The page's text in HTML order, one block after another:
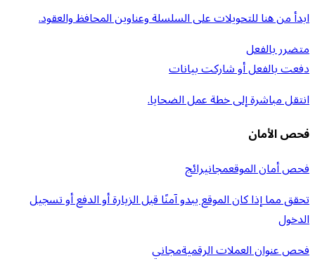
ابدأ من هنا للتحويلات على السلسلة وعناوين المحافظ والعقود.
متضرر بالفعل
دفعت بالفعل أو شاركت بيانات
انتقل مباشرة إلى خطة عمل الضحايا.
فحص الأمان
فحص أمان الموقعمجانيرائج
تحقق مما إذا كان الموقع يبدو آمنًا قبل الزيارة أو الدفع أو تسجيل
الدخول
فحص عنوان العملات الرقميةمجاني